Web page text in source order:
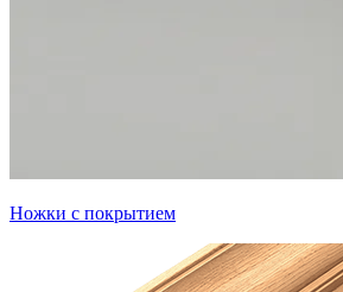
Ножки с покрытием